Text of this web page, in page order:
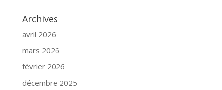
Archives
avril 2026
mars 2026
février 2026
décembre 2025